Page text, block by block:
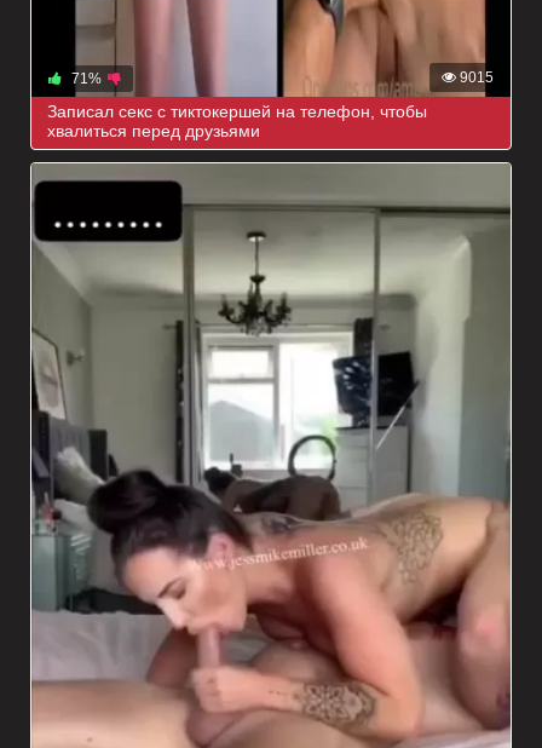
9015
71%
Записал секс с тиктокершей на телефон, чтобы
хвалиться перед друзьями